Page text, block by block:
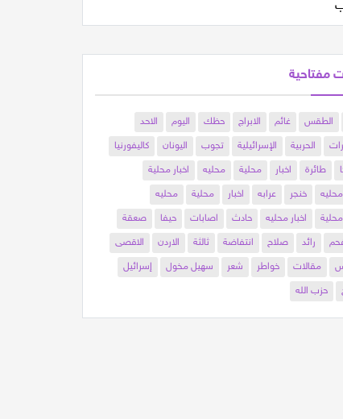
مفتاحية
الطقس غائم الابراج حظك اليوم
الاحد
الحربية الإسرائيلية تجوب اليونان
كاليفورنيا
طائرة اخبار محلية محليه
اخبار محلية
محليه
خنجر عرابه اخبار محلية
محليه
محلية
اخبار محليه حادث اصابات حيفا
صعقة
رائد صلاح انتفاضة ثالثة الاردن
الاقصى
مقالات خواطر شعر سهيل مخول
إسرائيل
حزب الله